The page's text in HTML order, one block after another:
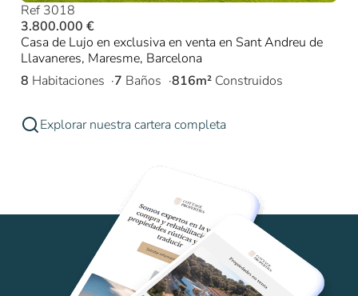
Ref 3018
3.800.000 €
Casa de Lujo en exclusiva en venta en Sant Andreu de
Llavaneres, Maresme, Barcelona
8 Habitaciones 7 Baños 816m² Construidos
Explorar nuestra cartera completa